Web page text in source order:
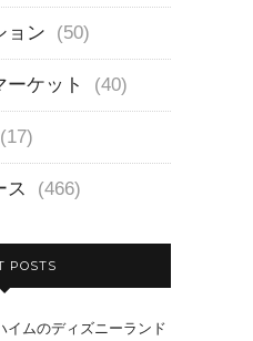
ョン (50)
ーケット (40)
(17)
ス (466)
POSTS
イムのディズニーランド